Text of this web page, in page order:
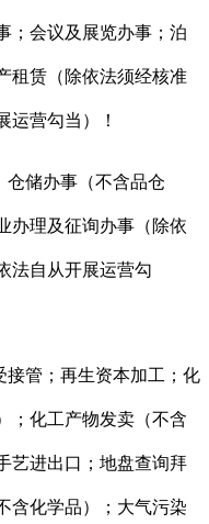
；会议及展览办事；泊
租赁（除依法须经核准
运营勾当）！
储办事（不含品仓
办理及征询办事（除依
法自从开展运营勾
管；再生资本加工；化
；化工产物发卖（不含
艺进出口；地盘查询拜
含化学品）；大气污染